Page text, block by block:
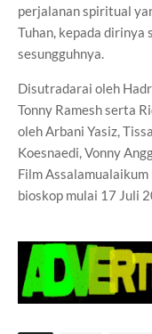
perjalanan spiritual
Tuhan, kepada dirinya
sesungguhnya.
Disutradarai oleh
Tonny Ramesh serta
oleh Arbani Yasiz,
Koesnaedi, Vonny
Film
bioskop mulai 17 Juli